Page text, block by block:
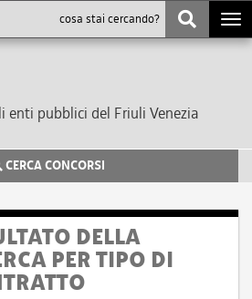
enti pubblici del Friuli Venezia
CERCA CONCORSI
DELLA
PER TIPO DI